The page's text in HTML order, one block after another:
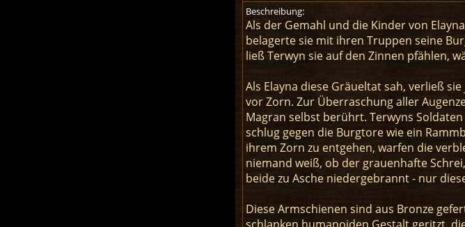
Beschreibung:
Als der Gemahl und die Kinder von
belagerte sie mit ihren Truppen seine
ließ Terwyn sie auf den Zinnen pfählen,
Als Elayna diese Gräueltat sah, verließ
vor Zorn. Zur Überraschung aller
Magran selbst berührt. Terwyns
schlug gegen die Burgtore wie ein
ihrem Zorn zu entgehen, warfen die
niemand weiß, ob der grauenhafte
beide zu Asche niedergebrannt - nur
Diese Armschienen sind aus Bronze